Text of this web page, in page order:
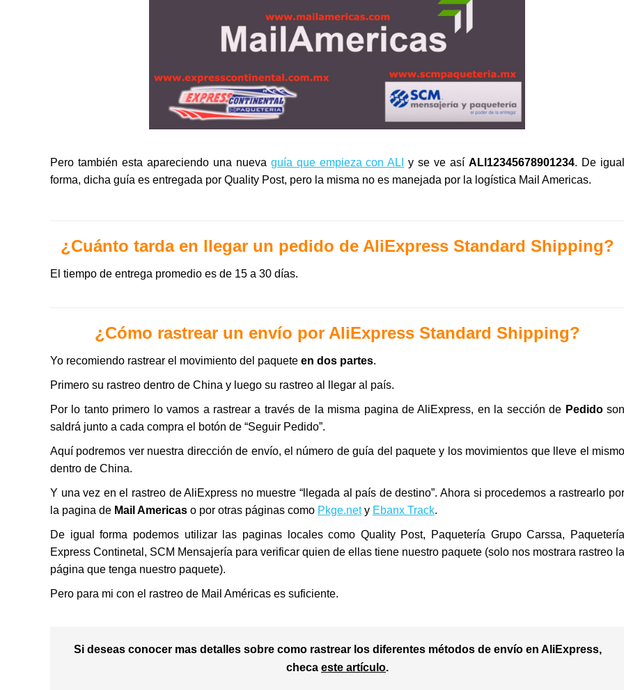
Pero también esta apareciendo una nueva guía que empieza con ALI y se ve asíALI12345678901234. De
forma, dicha guía es entregada por Quality Post, pero la misma no es manejada por la logística Mail Americas.
¿Cuánto tarda en llegar un pedido de AliExpress Standard Shipping?
El tiempo de entrega promedio es de 15 a 30 días.
¿Cómo rastrear un envío por AliExpress Standard Shipping?
Yo recomiendo rastrear el movimiento del paquete en dos partes.
Primero su rastreo dentro de China y luego su rastreo al llegar al país.
Por lo tanto primero lo vamos a rastrear a través de la misma pagina de AliExpress, en la sección de Pedido
saldrá junto a cada compra el botón de “Seguir Pedido”.
Aquí podremos ver nuestra dirección de envío, el número de guía del paquete y los movimientos que lleve el mismo
dentro de China.
Y una vez en el rastreo de AliExpress no muestre “llegada al país de destino”. Ahora si procedemos a rastrearlo por
la pagina de Mail Americas o por otras páginas como Pkge.nety Ebanx Track.
De igual forma podemos utilizar las paginas locales como Quality Post, Paquetería Grupo Carssa, Paquetería
Express Continetal, SCM Mensajería para verificar quien de ellas tiene nuestro paquete (solo nos mostrara rastreo la
página que tenga nuestro paquete).
Pero para mi con el rastreo de Mail Américas es suficiente.
Si deseas conocer mas detalles sobre como rastrear los diferentes métodos de envío en AliExpress,
checa este artículo.